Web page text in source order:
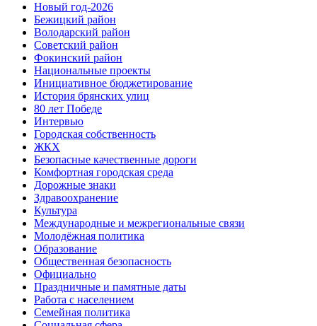
Новый год-2026
Бежицкий район
Володарский район
Советский район
Фокинский район
Национальные проекты
Инициативное бюджетирование
История брянских улиц
80 лет Победе
Интервью
Городская собственность
ЖКХ
Безопасные качественные дороги
Комфортная городская среда
Дорожные знаки
Здравоохранение
Культура
Международные и межрегиональные связи
Молодёжная политика
Образование
Общественная безопасность
Официально
Праздничные и памятные даты
Работа с населением
Семейная политика